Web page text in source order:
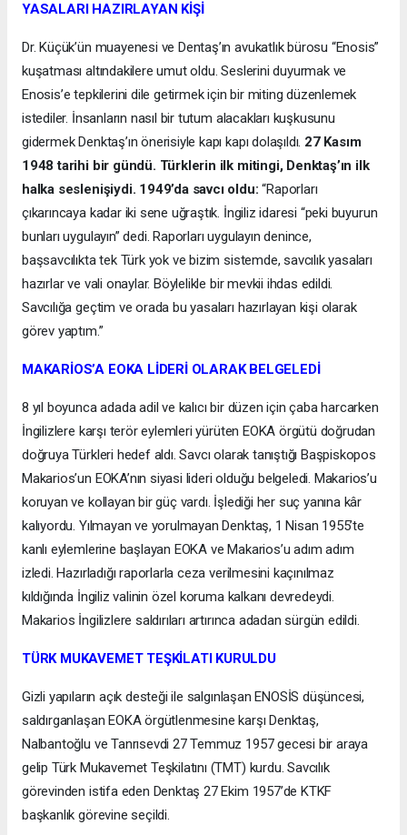
YASALARI HAZIRLAYAN KİŞİ
Dr. Küçük’ün muayenesi ve Dentaş’ın avukatlık bürosu “Enosis”
kuşatması altındakilere umut oldu. Seslerini duyurmak ve
Enosis’e tepkilerini dile getirmek için bir miting düzenlemek
istediler. İnsanların nasıl bir tutum alacakları kuşkusunu
gidermek Denktaş’ın önerisiyle kapı kapı dolaşıldı. 27 Kasım
1948 tarihi bir gündü. Türklerin ilk mitingi, Denktaş’ın ilk
halka seslenişiydi. 1949’da savcı oldu:“Raporları
çıkarıncaya kadar iki sene uğraştık. İngiliz idaresi “peki buyurun
bunları uygulayın” dedi. Raporları uygulayın denince,
başsavcılıkta tek Türk yok ve bizim sistemde, savcılık yasaları
hazırlar ve vali onaylar. Böylelikle bir mevkii ihdas edildi.
Savcılığa geçtim ve orada bu yasaları hazırlayan kişi olarak
görev yaptım.”
MAKARİOS’A EOKA LİDERİ OLARAK BELGELEDİ
8 yıl boyunca adada adil ve kalıcı bir düzen için çaba harcarken
İngilizlere karşı terör eylemleri yürüten EOKA örgütü doğrudan
doğruya Türkleri hedef aldı. Savcı olarak tanıştığı Başpiskopos
Makarios’un EOKA’nın siyasi lideri olduğu belgeledi. Makarios’u
koruyan ve kollayan bir güç vardı. İşlediği her suç yanına kâr
kalıyordu. Yılmayan ve yorulmayan Denktaş, 1 Nisan 1955’te
kanlı eylemlerine başlayan EOKA ve Makarios’u adım adım
izledi. Hazırladığı raporlarla ceza verilmesini kaçınılmaz
kıldığında İngiliz valinin özel koruma kalkanı devredeydi.
Makarios İngilizlere saldırıları artırınca adadan sürgün edildi.
TÜRK MUKAVEMET TEŞKİLATI KURULDU
Gizli yapıların açık desteği ile salgınlaşan ENOSİS düşüncesi,
saldırganlaşan EOKA örgütlenmesine karşı Denktaş,
Nalbantoğlu ve Tanrısevdi 27 Temmuz 1957 gecesi bir araya
gelip Türk Mukavemet Teşkilatını (TMT) kurdu. Savcılık
görevinden istifa eden Denktaş 27 Ekim 1957’de KTKF
başkanlık görevine seçildi.